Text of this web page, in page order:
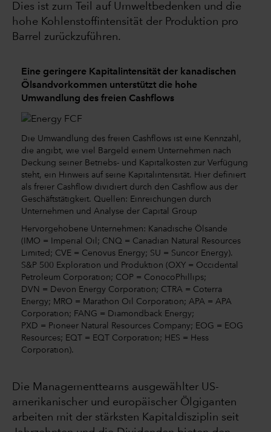
Dies ist zum Teil auf Umweltbedenken und die
hohe Kohlenstoffintensität der Produktion pro
Barrel zurückzuführen.
Eine geringere Kapitalintensität der kanadischen
Ölsandvorkommen unterstützt die hohe
Umwandlung des freien Cashflows
Die Umwandlung des freien Cashflows ist eine Kennzahl,
die angibt, wie viel Bargeld einem Unternehmen nach
Deckung seiner Betriebs- und Kapitalkosten zur Verfügung
steht, ein Hinweis auf seine Kapitalintensität. Hier definiert
als freier Cashflow dividiert durch den Cashflow aus der
Geschäftstätigkeit. Quellen: Einreichungen durch
Unternehmen und Analyse der Capital Group
Hervorgehobene Unternehmen: Kanadische Ölsande
(IMO = Imperial Oil; CNQ = Canadian Natural Resources
Limited; CVE = Cenovus Energy; SU = Suncor Energy).
S&P 500 Exploration und Produktion (OXY = Occidental
Petroleum Corporation; COP = ConocoPhillips;
DVN = Devon Energy Corporation; CTRA = Coterra
Energy; MRO = Marathon Oil Corporation; APA = APA
Corporation; FANG = Diamondback Energy;
PXD = Pioneer Natural Resources Company; EOG = EOG
Resources; EQT = EQT Corporation; HES = Hess
Corporation).
Die Managementteams ausgewählter US-
amerikanischer und europäischer Ölgiganten
arbeiten mit der stärksten Kapitaldisziplin seit